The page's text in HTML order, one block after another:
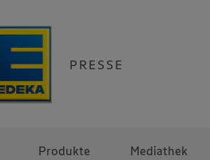
PRESSE
Produkte Mediathek